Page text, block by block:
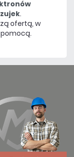
.
ofertą, w